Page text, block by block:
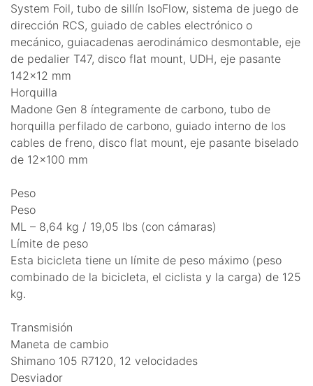
System Foil, tubo de sillín IsoFlow, sistema de juego de
dirección RCS, guiado de cables electrónico o
mecánico, guiacadenas aerodinámico desmontable, eje
de pedalier T47, disco flat mount, UDH, eje pasante
142x12 mm
Horquilla
Madone Gen 8 íntegramente de carbono, tubo de
horquilla perfilado de carbono, guiado interno de los
cables de freno, disco flat mount, eje pasante biselado
de 12x100 mm
Peso
Peso
ML – 8,64 kg / 19,05 lbs (con cámaras)
Límite de peso
Esta bicicleta tiene un límite de peso máximo (peso
combinado de la bicicleta, el ciclista y la carga) de 125
kg.
Transmisión
Maneta de cambio
Shimano 105 R7120, 12 velocidades
Desviador